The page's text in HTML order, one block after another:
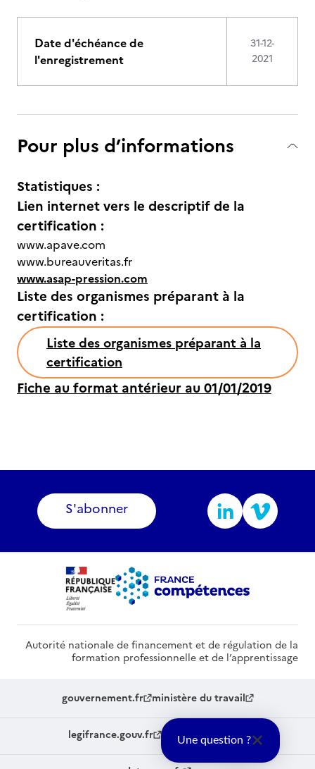
Date d'échéance de
l'enregistrement
31-12-
2021
Pour plus d’informations
Statistiques :
Lien internet vers le descriptif de la
certification :
www.apave.com
www.bureauveritas.fr
www.asap-pression.com
Liste des organismes préparant à la
certification :
Liste des organismes préparant à la
certification
Fiche au format antérieur au 01/01/2019
S'abonner
Autorité nationale de financement et de régulation de la
formation professionnelle et de l’apprentissage
gouvernement.fr ministère du travail
legifrance.gouv.fr service-public.fr
Une question ?